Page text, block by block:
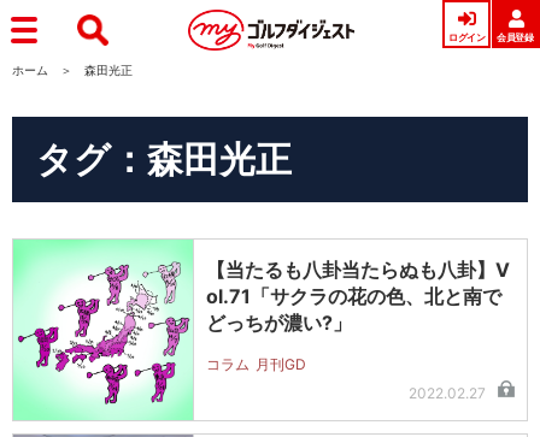
ログイン 会員登録
ホーム 森田光正
タグ：森田光正
【当たるも八卦当たらぬも八卦】V
ol.71「サクラの花の色、北と南で
どっちが濃い?」
コラム 月刊GD
2022.02.27